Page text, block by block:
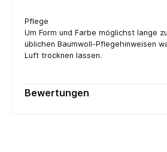
Pflege
Um Form und Farbe möglichst lange
üblichen Baumwoll-Pflegehinweisen
Luft trocknen lassen.
Bewertungen